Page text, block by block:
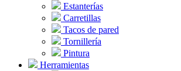
Estanterías
Carretillas
Tacos de pared
Tornillería
Pintura
Herramientas